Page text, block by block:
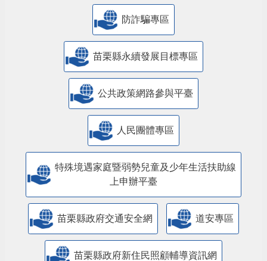
防詐騙專區
苗栗縣永續發展目標專區
公共政策網路參與平臺
人民團體專區
特殊境遇家庭暨弱勢兒童及少年生活扶助線
上申辦平臺
苗栗縣政府交通安全網 道安專區
苗栗縣政府新住民照顧輔導資訊網